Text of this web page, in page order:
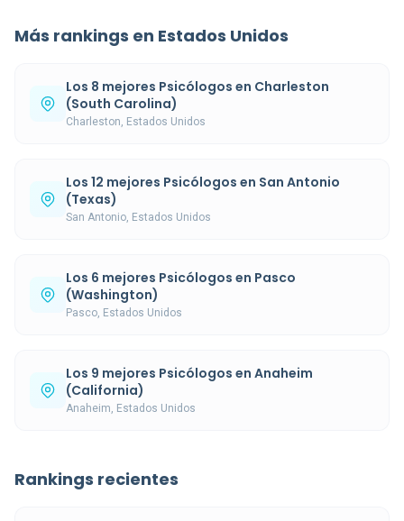
Más rankings en Estados Unidos
Los 8 mejores Psicólogos en Charleston
(South Carolina)
Charleston, Estados Unidos
Los 12 mejores Psicólogos en San Antonio
(Texas)
San Antonio, Estados Unidos
Los 6 mejores Psicólogos en Pasco
(Washington)
Pasco, Estados Unidos
Los 9 mejores Psicólogos en Anaheim
(California)
Anaheim, Estados Unidos
Rankings recientes